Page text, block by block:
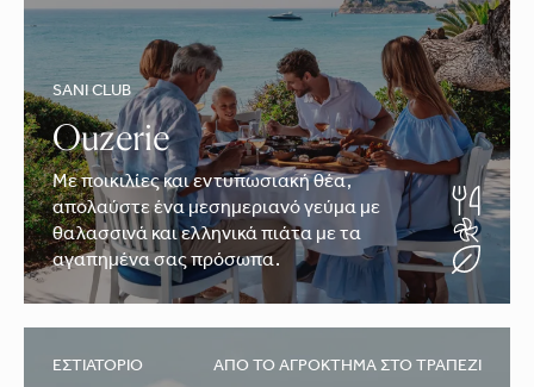
SANI CLUB
Ouzerie
Με ποικιλίες και εντυπωσιακή θέα,
απολαύστε ένα μεσημεριανό γεύμα με
θαλασσινά και ελληνικά πιάτα με τα
αγαπημένα σας πρόσωπα.
ΕΣΤΙΑΤΌΡΙΟ ΑΠΌ ΤΟ ΑΓΡΌΚΤΗΜΑ ΣΤΟ ΤΡΑΠΈΖΙ